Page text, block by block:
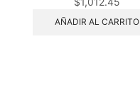
AÑADIR AL CARRITO